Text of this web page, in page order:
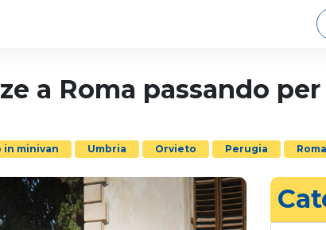
a Roma passando
minivan Umbria Orvieto Perugia Roma